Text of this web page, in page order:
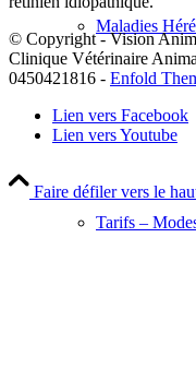
Maladies
Tarifs –
© Copyright - Vision
Clinique Vétérinaire
0450421816 - Enfold
Lien vers Facebook
Lien vers Youtube
Faire défiler vers le